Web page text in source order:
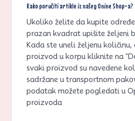
Kako poručiti artikle iz našeg Onine Shop-a?
Ukoliko želite da kupite
prazan kvadrat upišite željeni
Kada ste uneli željenu
proizvod u korpu kliknite na
svaki proizvod su navedene
sadržane u transportnom
podatak možete pogledati u
proizvoda